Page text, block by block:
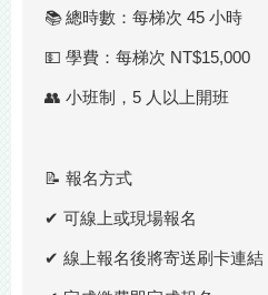
📚 總時數：每梯次 45 小時
💵 學費：每梯次 NT$15,000
👥 小班制，5 人以上開班
📝 報名方式
✔ 可線上或現場報名
✔ 線上報名後將寄送刷卡連結